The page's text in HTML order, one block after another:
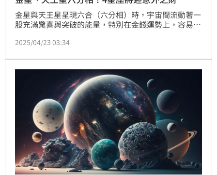
金星與天王星呈現六合（六分相）時，宇宙間流動著一
股充滿驚喜與突破的能量，特別在金錢運勢上，容易帶
「4個星座」將迎來意外之財、突發小確幸，可能是中
喜。
2025/04/23 03:34